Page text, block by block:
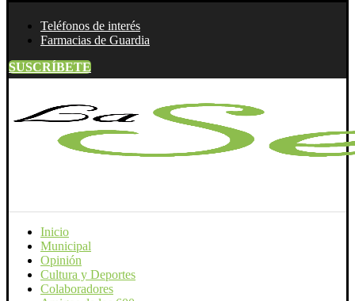
Teléfonos de interés
Farmacias de Guardia
SUSCRÍBETE
Inicio
Municipal
Opinión
Cultura y Deportes
Colaboradores